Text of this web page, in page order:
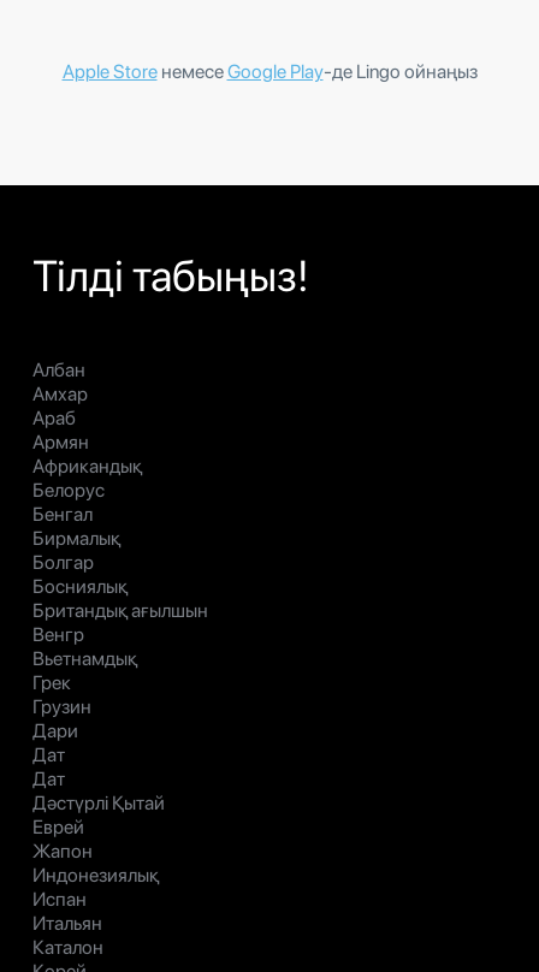
Apple StoreнемесеGoogle Play-де Lingo ойнаңыз
Тілді табыңыз!
Албан
Амхар
Араб
Армян
Африкандық
Белорус
Бенгал
Бирмалық
Болгар
Босниялық
Британдық ағылшын
Венгр
Вьетнамдық
Грек
Грузин
Дари
Дат
Дат
Дәстүрлі Қытай
Еврей
Жапон
Индонезиялық
Испан
Итальян
Каталон